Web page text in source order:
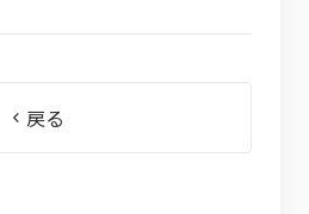
戻る